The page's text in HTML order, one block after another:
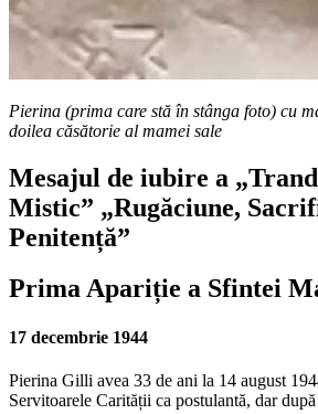
Pierina (prima care stă în stânga foto) cu
doilea căsătorie al mamei sale
Mesajul de iubire a
Mistic” „Rugăciune,
Penitență”
Prima Apariție a Sfintei
17 decembrie 1944
Pierina Gilli avea 33 de ani la 14 august
Servitoarele Carității ca postulantă, dar